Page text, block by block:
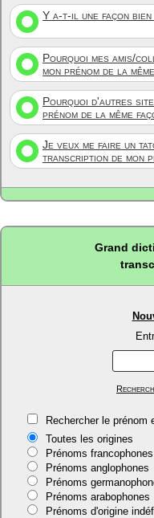
Y a-t-il une façon
Pourquoi mes amis/
mon prénom de la
Pourquoi d'autres
prénom de la même
Je veux me faire un
transcription de mon
Grand
Rechercher le prénom
Toutes les origines
Prénoms francophones
Prénoms anglophones
Prénoms
Prénoms arabophones
Prénoms d'origine